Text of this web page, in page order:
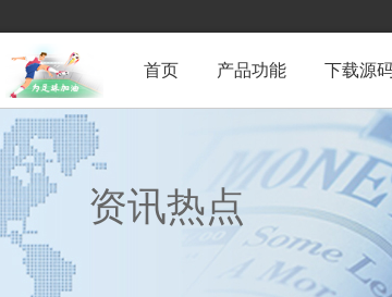
首页 产品功能 下载源
资讯热点